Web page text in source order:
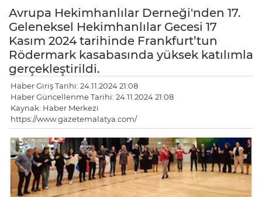
Avrupa Hekimhanlılar Derneği'nden 17.
Geleneksel Hekimhanlılar Gecesi 17
Kasım 2024 tarihinde Frankfurt’tun
Rödermark kasabasında yüksek katılımla
gerçekleştirildi.
Haber Giriş Tarihi: 24.11.2024 21:08
Haber Güncellenme Tarihi: 24.11.2024 21:08
Kaynak: Haber Merkezi
https://www.gazetemalatya.com/